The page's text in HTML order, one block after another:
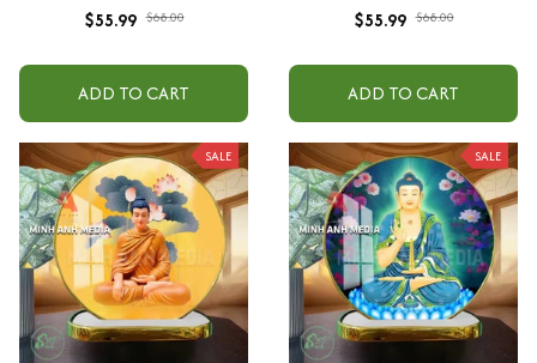
30x30cm (Tặng đế để bàn)
$55.99 $68.00
ADD TO CART
30x30cm (Tặng đế để bàn)
$55.99 $68.00
ADD TO CART
SALE SALE